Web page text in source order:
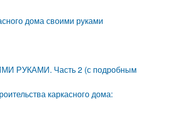
дома своими руками
РУКАМИ. Часть 2 (с подробным
каркасного дома: